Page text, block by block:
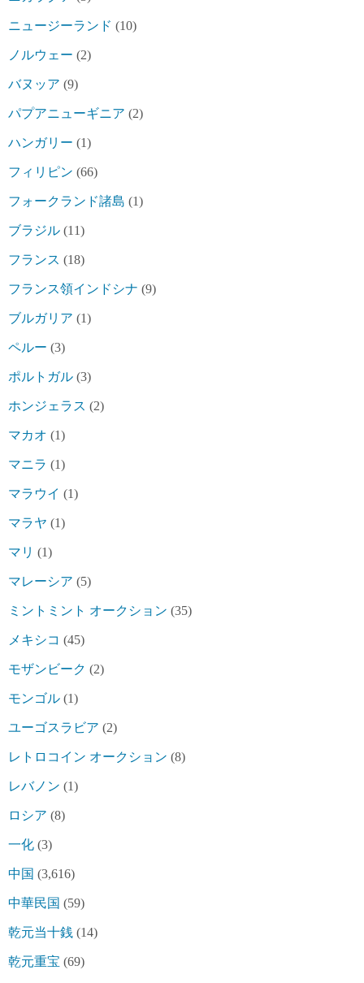
ニュージーランド (10)
ノルウェー (2)
バヌッア (9)
パプアニューギニア (2)
ハンガリー (1)
フィリピン (66)
フォークランド諸島 (1)
ブラジル (11)
フランス (18)
フランス領インドシナ (9)
ブルガリア (1)
ペルー (3)
ポルトガル (3)
ホンジェラス (2)
マカオ (1)
マニラ (1)
マラウイ (1)
マラヤ (1)
マリ (1)
マレーシア (5)
ミントミント オークション (35)
メキシコ (45)
モザンビーク (2)
モンゴル (1)
ユーゴスラビア (2)
レトロコイン オークション (8)
レバノン (1)
ロシア (8)
一化 (3)
中国 (3,616)
中華民国 (59)
乾元当十銭 (14)
乾元重宝 (69)